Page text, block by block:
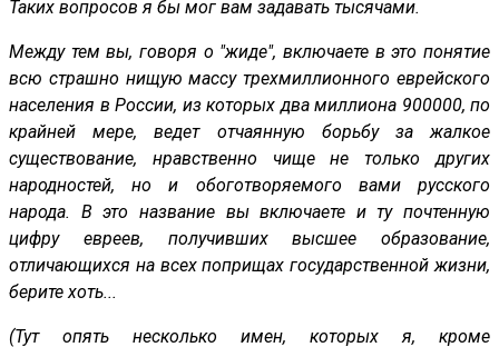
Таких вопросов я бы мог вам задавать тысячами.
Между тем вы, говоря о "жиде", включаете в это понятие
всю страшно нищую массу трехмиллионного еврейского
населения в России, из которых два миллиона 900000, по
крайней мере, ведет отчаянную борьбу за жалкое
существование, нравственно чище не только других
народностей, но и обоготворяемого вами русского
народа. В это название вы включаете и ту почтенную
цифру евреев, получивших высшее образование,
отличающихся на всех поприщах государственной жизни,
берите хоть...
(Тут опять несколько имен, которых я, кроме